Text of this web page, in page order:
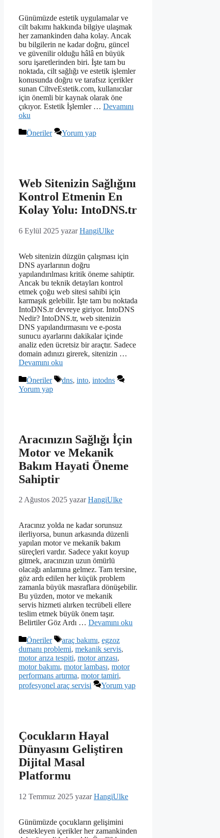
Günümüzde estetik uygulamalar ve
cilt bakımı hakkında bilgiye ulaşmak
her zamankinden daha kolay. Ancak
bu bilgilerin ne kadar doğru, güncel
ve güvenilir olduğu hâlâ en büyük
soru işaretlerinden biri. İşte tam bu
noktada, cilt sağlığı ve estetik işlemler
konusunda doğru ve tarafsız içerikler
sunan CiltveEstetik.com, kullanıcılar
için önemli bir kaynak olarak öne
çıkıyor. Estetik İşlemler … Devamını
oku
Kategoriler
Öneriler Yorum yap
Web Sitenizin Sağlığını
Kontrol Etmenin En
Kolay Yolu: IntoDNS.tr
6 Eylül 2025 yazarHangiUlke
Web sitenizin düzgün çalışması için
DNS ayarlarının doğru
yapılandırılması kritik öneme sahiptir.
Ancak bu teknik detayları kontrol
etmek çoğu web sitesi sahibi için
karmaşık gelebilir. İşte tam bu noktada
IntoDNS.tr devreye giriyor. IntoDNS
Nedir? IntoDNS.tr, web sitenizin
DNS yapılandırmasını ve e-posta
sunucu ayarlarını dakikalar içinde
analiz eden ücretsiz bir araçtır. Sadece
domain adınızı girerek, sitenizin …
Devamını oku
Kategoriler
Öneriler Etiketler
dns, into, intodns
Yorum yap
Aracınızın Sağlığı İçin
Motor ve Mekanik
Bakım Hayati Öneme
Sahiptir
2 Ağustos 2025 yazarHangiUlke
Aracınız yolda ne kadar sorunsuz
ilerliyorsa, bunun arkasında düzenli
yapılan motor ve mekanik bakım
süreçleri vardır. Sadece yakıt koyup
gitmek, aracınızın uzun ömürlü
olacağı anlamına gelmez. Tam tersine,
göz ardı edilen her küçük problem
zamanla büyük masraflara dönüşebilir.
Bu yüzden, motor ve mekanik
servis hizmeti alırken tecrübeli ellere
teslim etmek büyük önem taşır.
Belirtiler Göz Ardı … Devamını oku
Kategoriler
Öneriler Etiketler
araç bakımı, egzoz
dumanı problemi, mekanik servis,
motor arıza tespiti, motor arızası,
motor bakımı, motor lambası, motor
performans artırma, motor tamiri,
profesyonel araç servisi
Yorum yap
Çocukların Hayal
Dünyasını Geliştiren
Dijital Masal
Platformu
12 Temmuz 2025 yazarHangiUlke
Günümüzde çocukların gelişimini
destekleyen içerikler her zamankinden